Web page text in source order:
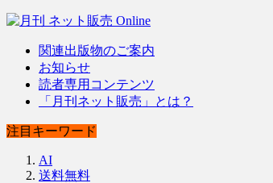
関連出版物のご案内
お知らせ
読者専用コンテンツ
「月刊ネット販売」とは？
注目キーワード
AI
送料無料